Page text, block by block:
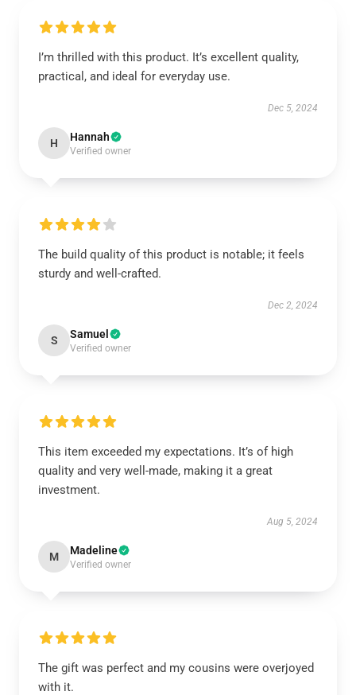
I’m thrilled with this product. It’s excellent quality,
practical, and ideal for everyday use.
Dec 5, 2024
H Hannah
Verified owner
The build quality of this product is notable; it feels
sturdy and well-crafted.
Dec 2, 2024
S Samuel
Verified owner
This item exceeded my expectations. It’s of high
quality and very well-made, making it a great
investment.
Aug 5, 2024
M Madeline
Verified owner
The gift was perfect and my cousins were overjoyed
with it.